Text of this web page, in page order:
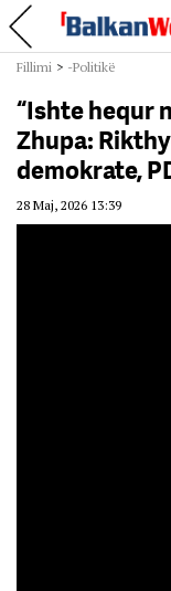
Fillimi > -Politikë
“Ishte hequr
Zhupa:
demokrate,
28 Maj, 2026 13:39